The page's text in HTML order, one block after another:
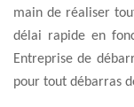
main de réaliser
délai rapide en
Entreprise de
pour tout débarras